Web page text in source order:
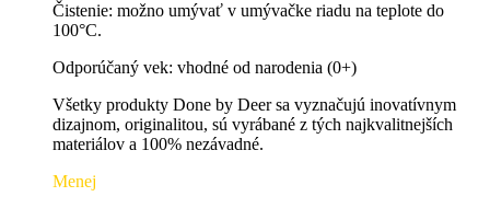
Čistenie: možno umývať v umývačke riadu na teplote do
100°C.
Odporúčaný vek: vhodné od narodenia (0+)
Všetky produkty Done by Deer sa vyznačujú inovatívnym
dizajnom, originalitou, sú vyrábané z tých najkvalitnejších
materiálov a 100% nezávadné.
Menej